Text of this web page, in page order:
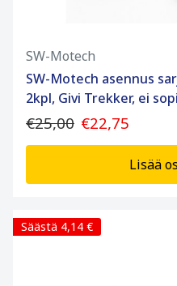
SW-Motech
SW-Motech asennus
2kpl, Givi Trekker, ei
€25,00 €22,75
Lisää
Säästä 4,14 €